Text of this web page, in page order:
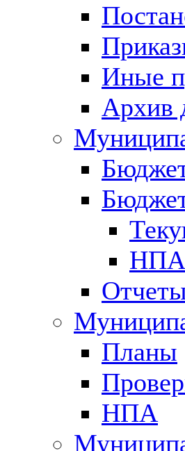
Иные
Архив
НПА
Планы
НПА